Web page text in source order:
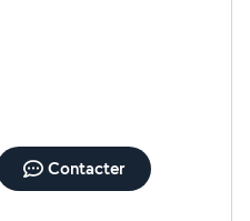
Contacter